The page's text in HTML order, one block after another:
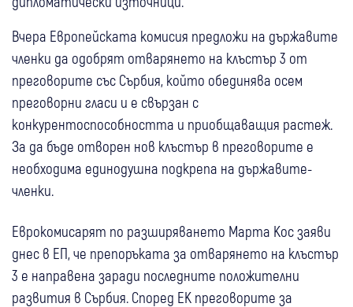
Вчера Европейската комисия предложи на държавите
членки да одобрят отварянето на клъстър 3 от
преговорите със Сърбия, който обединява осем
преговорни гласи и е свързан с
конкурентоспособността и приобщаващия растеж.
За да бъде отворен нов клъстър в преговорите е
необходима единодушна подкрепа на държавите-
членки.
Еврокомисарят по разширяването Марта Кос заяви
днес в ЕП, че препоръката за отварянето на клъстър
3 е направена заради последните положителни
развития в Сърбия. Според ЕК преговорите за